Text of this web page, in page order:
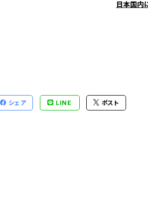
日本国内
シェア LINE ポスト